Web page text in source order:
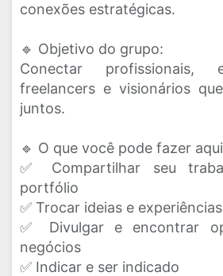
conexões estratégicas.
🔹 Objetivo do grupo:
Conectar profissionais,
freelancers e visionários
juntos.
🔹 O que você pode fazer
✅ Compartilhar seu
portfólio
✅ Trocar ideias e experiências
✅ Divulgar e encontrar
negócios
✅ Indicar e ser indicado